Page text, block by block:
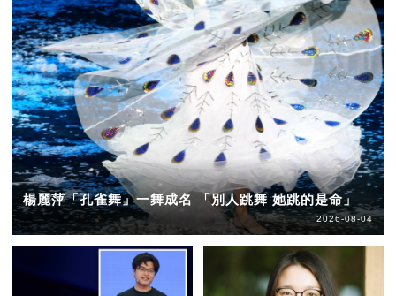
楊麗萍「孔雀舞」一舞成名 「別人跳舞 她跳的是命」
2026-08-04